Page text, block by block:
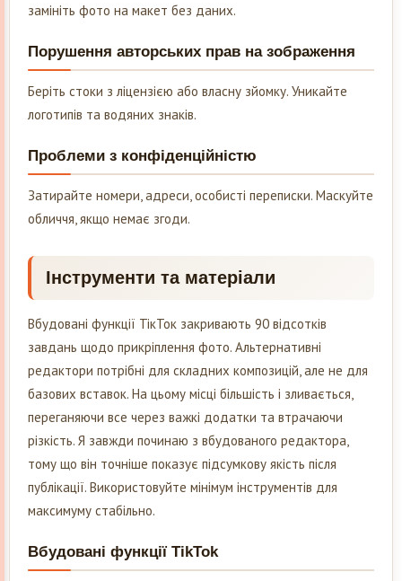
замініть фото на макет без даних.
Порушення авторських прав на зображення
Беріть стоки з ліцензією або власну зйомку. Уникайте
логотипів та водяних знаків.
Проблеми з конфіденційністю
Затирайте номери, адреси, особисті переписки. Маскуйте
обличчя, якщо немає згоди.
Інструменти та матеріали
Вбудовані функції ТікТок закривають 90 відсотків
завдань щодо прикріплення фото. Альтернативні
редактори потрібні для складних композицій, але не для
базових вставок. На цьому місці більшість і зливається,
переганяючи все через важкі додатки та втрачаючи
різкість. Я завжди починаю з вбудованого редактора,
тому що він точніше показує підсумкову якість після
публікації. Використовуйте мінімум інструментів для
максимуму стабільно.
Вбудовані функції TikTok